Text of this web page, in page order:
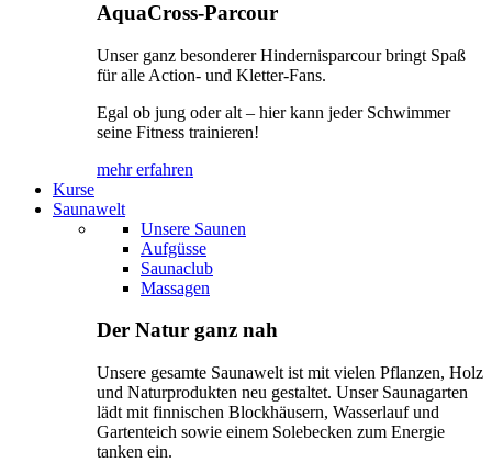
AquaCross-Parcour
Unser ganz besonderer Hindernisparcour bringt Spaß
für alle Action- und Kletter-Fans.
Egal ob jung oder alt – hier kann jeder Schwimmer
seine Fitness trainieren!
mehr erfahren
Kurse
Saunawelt
Unsere Saunen
Aufgüsse
Saunaclub
Massagen
Der Natur ganz nah
Unsere gesamte Saunawelt ist mit vielen Pflanzen, Holz
und Naturprodukten neu gestaltet. Unser Saunagarten
lädt mit finnischen Blockhäusern, Wasserlauf und
Gartenteich sowie einem Solebecken zum Energie
tanken ein.